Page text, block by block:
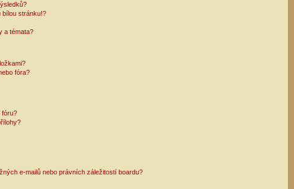
bílou stránku!?
a témata?
fóra?
fóru?
e-mailů nebo právních záležitostí boardu?